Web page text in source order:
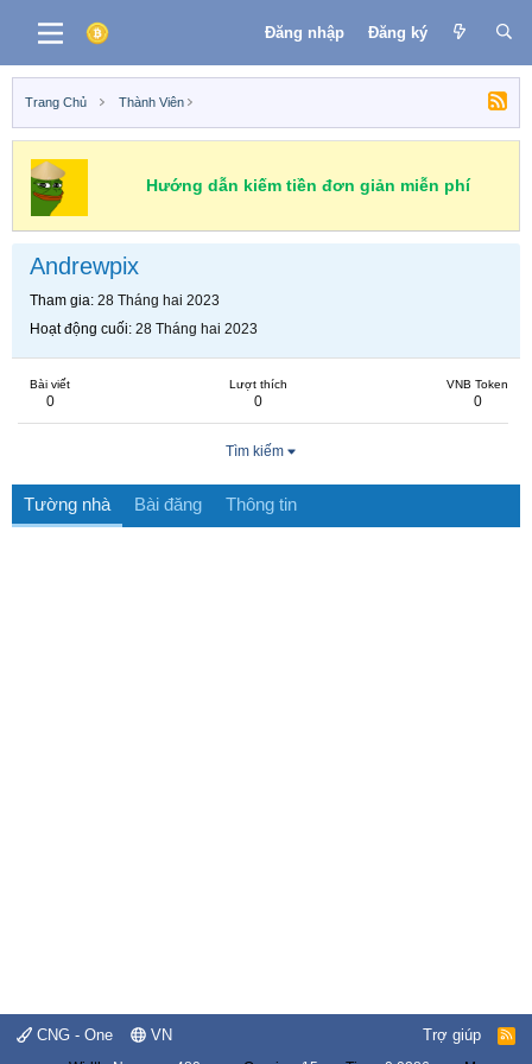
Đăng nhập Đăng ký
Trang Chủ Thành Viên
Hướng dẫn kiếm tiền đơn giản miễn phí
Andrewpix
Tham gia 28 Tháng hai 2023
Hoạt động cuối 28 Tháng hai 2023
Bài viết
0
Lượt thích
0
VNB Token
0
Tìm kiếm
Tường nhà Bài đăng Thông tin
CNG - One VN Trợ giúp
R